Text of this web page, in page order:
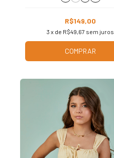
R$149,00
3 x de R$49,67 sem juros
COMPRAR